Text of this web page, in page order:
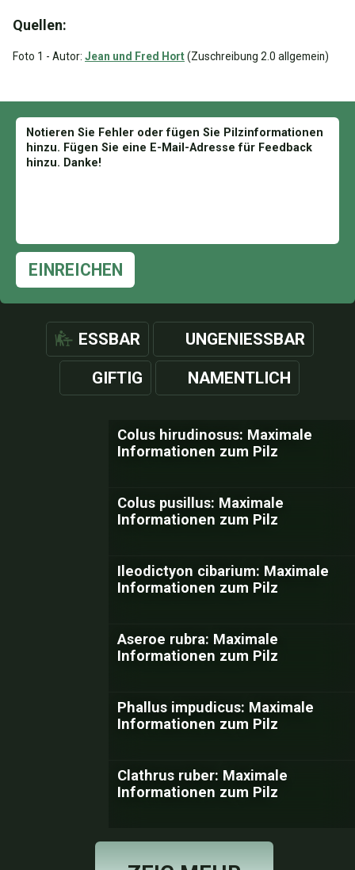
Quellen:
Foto 1 - Autor: Jean und Fred Hort(Zuschreibung 2.0 allgemein)
EINREICHEN
ESSBAR UNGENIESSBAR
GIFTIG NAMENTLICH
Colus hirudinosus: Maximale
Informationen zum Pilz
Colus pusillus: Maximale
Informationen zum Pilz
Ileodictyon cibarium: Maximale
Informationen zum Pilz
Aseroe rubra: Maximale
Informationen zum Pilz
Phallus impudicus: Maximale
Informationen zum Pilz
Clathrus ruber: Maximale
Informationen zum Pilz